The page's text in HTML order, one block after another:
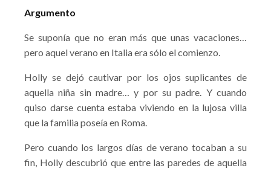
Argumento
Se suponía que no eran más que unas vacaciones…
pero aquel verano en Italia era sólo el comienzo.
Holly se dejó cautivar por los ojos suplicantes de
aquella niña sin madre… y por su padre. Y cuando
quiso darse cuenta estaba viviendo en la lujosa villa
que la familia poseía en Roma.
Pero cuando los largos días de verano tocaban a su
fin, Holly descubrió que entre las paredes de aquella